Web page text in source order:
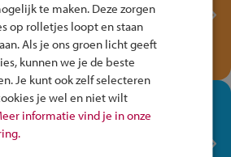
Speel het Fiets Veilig Verkeersspel
en win een Cortina-fiets!
de winkel ben je op je
te maken. Deze zorgen
op rolletjes loopt en staan
Als je ons groen licht geeft
kunnen we je de beste
Je kunt ook zelf selecteren
je wel en niet wilt
informatie vind je in onze